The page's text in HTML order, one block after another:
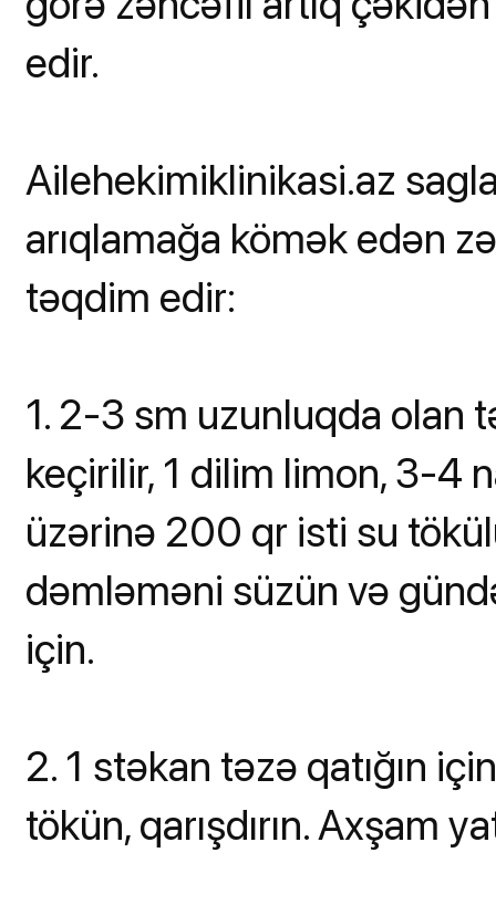
edir.
Ailehekimiklinikasi.az
arıqlamağa kömək edən
təqdim edir:
1. 2-3 sm uzunluqda olan
keçirilir, 1 dilim limon, 3-4
üzərinə 200 qr isti su
dəmləməni süzün və
için.
2. 1 stəkan təzə qatığın
tökün, qarışdırın. Axşam